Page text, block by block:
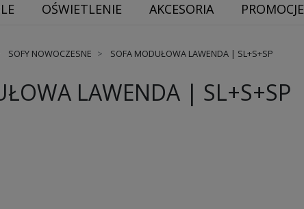
OŚWIETLENIE AKCESORIA PROMOCJE
SOFY NOWOCZESNE SOFA MODUŁOWA LAWENDA | SL+S+SP
LAWENDA | SL+S+SP